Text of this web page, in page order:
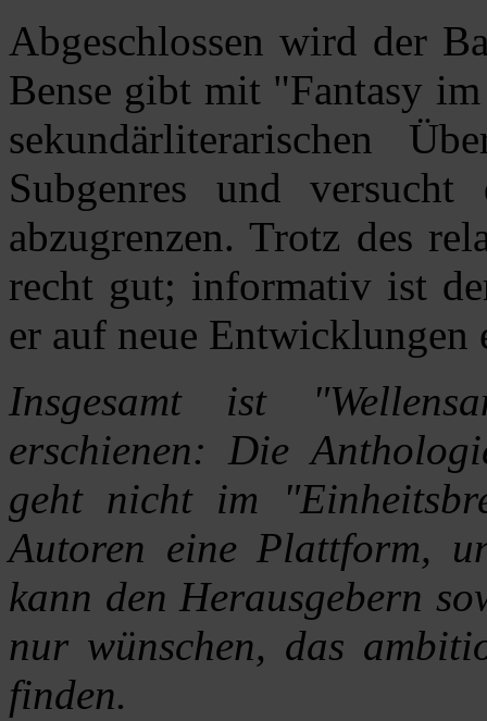
Abgeschlossen wird der
Bense gibt mit "Fantasy
sekundärliterarischen
Subgenres und
abzugrenzen. Trotz des
recht gut; informativ ist
er auf neue Entwicklungen
Insgesamt ist
erschienen: Die
geht nicht im
Autoren eine Plattform,
kann den Herausgebern
nur wünschen, das
finden.